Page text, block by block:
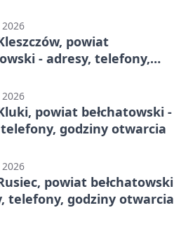
powiat
- adresy, telefony,
powiat bełchatowski -
godziny otwarcia
powiat bełchatowski
telefony, godziny otwarcia